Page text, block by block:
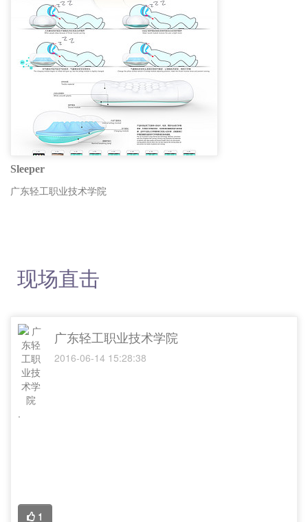
Sleeper
广东轻工职业技术学院
现场直击
广东轻工职业技术学院
2016-06-14 15:28:38
.
1